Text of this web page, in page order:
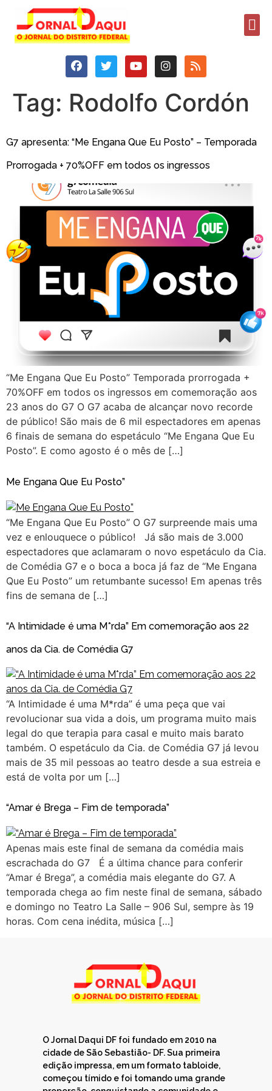
Tag: Rodolfo Cordón
G7 apresenta: “Me Engana Que Eu Posto” – Temporada
Prorrogada + 70%OFF em todos os ingressos
“Me Engana Que Eu Posto” Temporada prorrogada +
70%OFF em todos os ingressos em comemoração aos
23 anos do G7 O G7 acaba de alcançar novo recorde
de público! São mais de 6 mil espectadores em apenas
6 finais de semana do espetáculo “Me Engana Que Eu
Posto”. E como agosto é o mês de […]
Me Engana Que Eu Posto”
“Me Engana Que Eu Posto” O G7 surpreende mais uma
vez e enlouquece o público! Já são mais de 3.000
espectadores que aclamaram o novo espetáculo da Cia.
de Comédia G7 e o boca a boca já faz de “Me Engana
Que Eu Posto” um retumbante sucesso! Em apenas três
fins de semana de […]
“A Intimidade é uma M*rda” Em comemoração aos 22
anos da Cia. de Comédia G7
“A Intimidade é uma M*rda” é uma peça que vai
revolucionar sua vida a dois, um programa muito mais
legal do que terapia para casal e muito mais barato
também. O espetáculo da Cia. de Comédia G7 já levou
mais de 35 mil pessoas ao teatro desde a sua estreia e
está de volta por um […]
“Amar é Brega – Fim de temporada”
Apenas mais este final de semana da comédia mais
escrachada do G7 É a última chance para conferir
“Amar é Brega”, a comédia mais elegante do G7. A
temporada chega ao fim neste final de semana, sábado
e domingo no Teatro La Salle – 906 Sul, sempre às 19
horas. Com cena inédita, música […]
O Jornal Daqui DF foi fundado em 2010 na
cidade de São Sebastião- DF. Sua primeira
edição impressa, em um formato tabloide,
começou tímido e foi tomando uma grande